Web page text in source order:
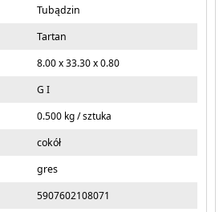
Tubądzin
Tartan
8.00 x 33.30 x 0.80
G I
0.500 kg / sztuka
cokół
gres
5907602108071